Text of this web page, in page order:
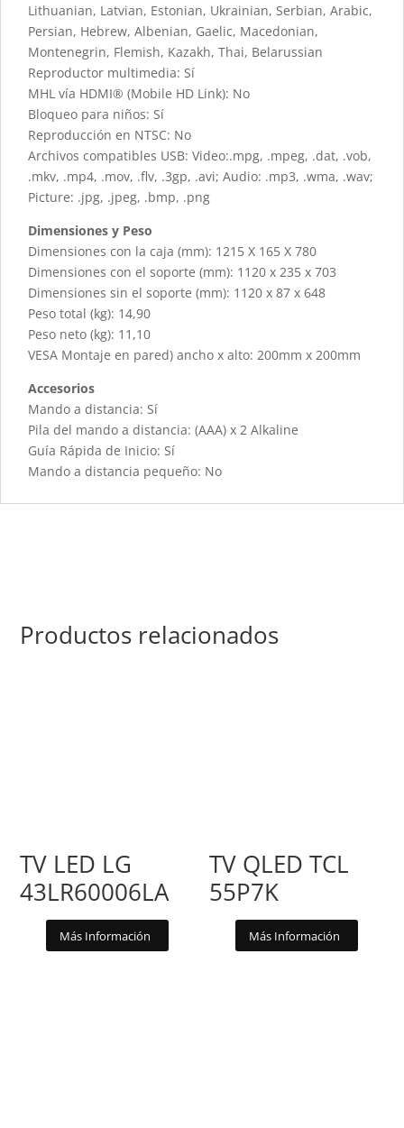
Lithuanian, Latvian, Estonian, Ukrainian, Serbian, Arabic,
Persian, Hebrew, Albenian, Gaelic, Macedonian,
Montenegrin, Flemish, Kazakh, Thai, Belarussian
Reproductor multimedia: Sí
MHL vía HDMI® (Mobile HD Link): No
Bloqueo para niños: Sí
Reproducción en NTSC: No
Archivos compatibles USB: Video:.mpg, .mpeg, .dat, .vob,
.mkv, .mp4, .mov, .flv, .3gp, .avi; Audio: .mp3, .wma, .wav;
Picture: .jpg, .jpeg, .bmp, .png
Dimensiones y Peso
Dimensiones con la caja (mm): 1215 X 165 X 780
Dimensiones con el soporte (mm): 1120 x 235 x 703
Dimensiones sin el soporte (mm): 1120 x 87 x 648
Peso total (kg): 14,90
Peso neto (kg): 11,10
VESA Montaje en pared) ancho x alto: 200mm x 200mm
Accesorios
Mando a distancia: Sí
Pila del mando a distancia: (AAA) x 2 Alkaline
Guía Rápida de Inicio: Sí
Mando a distancia pequeño: No
Productos relacionados
TV LED LG
43LR60006LA
Más Información
TV QLED TCL
55P7K
Más Información